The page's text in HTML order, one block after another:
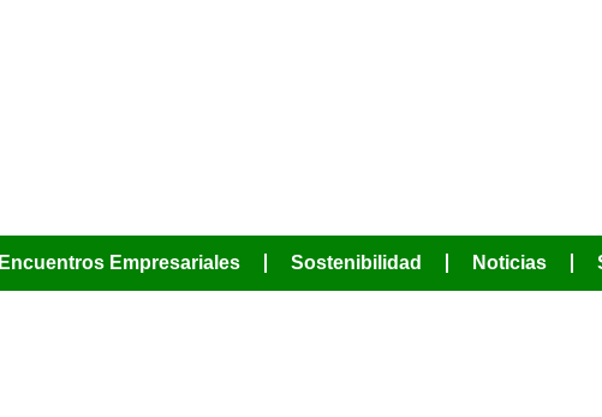
Encuentros Empresariales Sostenibilidad Noticias